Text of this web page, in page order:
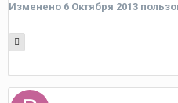
Изменено 6 Октября 2013